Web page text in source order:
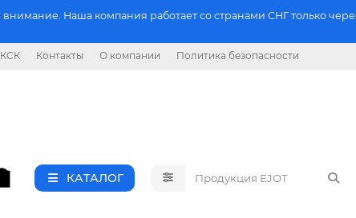
Наша компания работает со странами СНГ только
Контакты О компании Политика безопасности
КАТАЛОГ